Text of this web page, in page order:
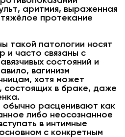
аритмия, выраженная
протекание
такой патологии носят
и часто связаны с
состояний и
вагинизм
хотя может
состоящих в браке, даже
обычно расценивают как
либо неосознанное
в интимные
с конкретным